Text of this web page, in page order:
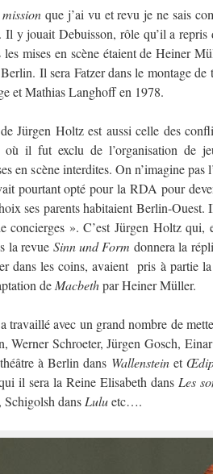
que j’ai vu et revu je ne sais
Il y jouait Debuisson, rôle qu’il a
mises en scène étaient de Heiner
Il sera Fatzer dans le montage
et Mathias Langhoff en 1978.
de Jürgen Holtz est aussi celle des
il fut exclu de l’organisation de
en scène interdites. On n’imagine
pourtant opté pour la RDA pour
ses parents habitaient Berlin-Ouest.
concierges ». C’est Jürgen Holtz qui,
la revue Sinn und Form donnera la
dans les coins, avaient pris à partie
de Macbethpar Heiner Müller.
travaillé avec un grand nombre de
Werner Schroeter, Jürgen Gosch,
à Berlin dans Wallensteinet
il sera la Reine Elisabeth dans Les
, Schigolsh dans Luluetc….